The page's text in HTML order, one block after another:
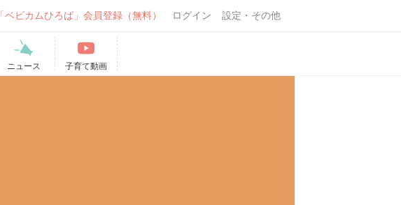
「ベビカムひろば」会員登録（無料） ログイン 設定・その他
ニュース 子育て動画